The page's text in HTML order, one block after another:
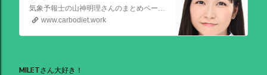
気象予報士の山神明理さんのまとめページを作成しました。情報があればこれからも更新します。 #山上明理 さんではありません、#山神明理 さんです。 #山神さんロス #気象予報士 #防災士 #山上あかり #DayDay
www.carbodiet.work
MILETさん大好き！